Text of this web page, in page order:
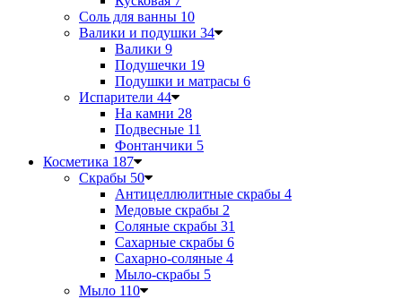
Соль для ванны 10
Валики и подушки 34
Валики 9
Подушечки 19
Подушки и матрасы 6
Испарители 44
На камни 28
Подвесные 11
Фонтанчики 5
Косметика 187
Скрабы 50
Антицеллюлитные скрабы 4
Медовые скрабы 2
Соляные скрабы 31
Сахарные скрабы 6
Сахарно-соляные 4
Мыло-скрабы 5
Мыло 110